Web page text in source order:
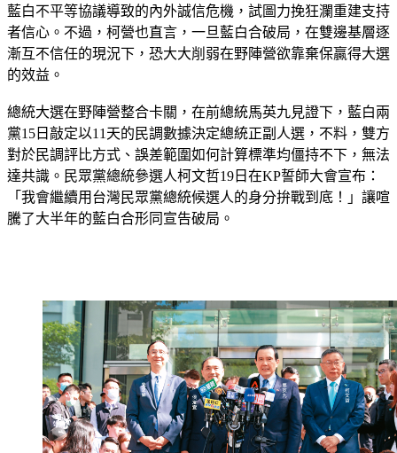
總統選局的態度已從一定要合，再轉為參選到底，以搶救簽下
藍白不平等協議導致的內外誠信危機，試圖力挽狂瀾重建支持
者信心。不過，柯營也直言，一旦藍白合破局，在雙邊基層逐
漸互不信任的現況下，恐大大削弱在野陣營欲靠棄保贏得大選
總統大選在野陣營整合卡關，在前總統馬英九見證下，藍白兩
黨15日敲定以11天的民調數據決定總統正副人選，不料，雙方
對於民調評比方式、誤差範圍如何計算標準均僵持不下，無法
達共識。民眾黨總統參選人柯文哲19日在KP誓師大會宣布：
「我會繼續用台灣民眾黨總統候選人的身分拚戰到底！」讓喧